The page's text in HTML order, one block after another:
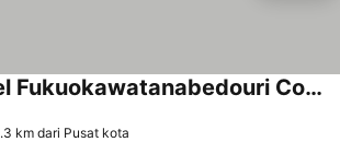
Quintessahotel Fukuokawatanabedouri Comic&books
km dari Pusat kota